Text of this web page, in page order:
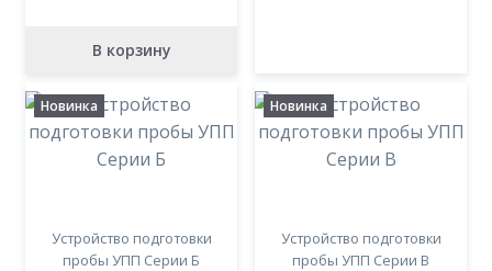
В корзину
Новинка
Устройство подготовки
пробы УПП Серии Б
Новинка
Устройство подготовки
пробы УПП Серии В